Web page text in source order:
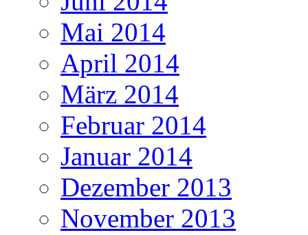
Mai 2014
April 2014
März 2014
Februar 2014
Januar 2014
Dezember 2013
November 2013